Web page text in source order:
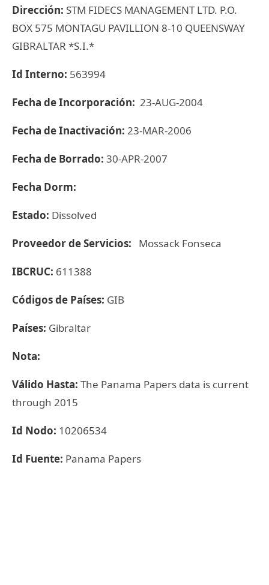
Dirección: STM FIDECS MANAGEMENT LTD. P.O.
BOX 575 MONTAGU PAVILLION 8-10 QUEENSWAY
GIBRALTAR *S.I.*
Id Interno: 563994
Fecha de Incorporación: 23-AUG-2004
Fecha de Inactivación: 23-MAR-2006
Fecha de Borrado: 30-APR-2007
Fecha Dorm:
Estado: Dissolved
Proveedor de Servicios: Mossack Fonseca
IBCRUC: 611388
Códigos de Países: GIB
Países: Gibraltar
Nota:
Válido Hasta: The Panama Papers data is current
through 2015
Id Nodo: 10206534
Id Fuente: Panama Papers